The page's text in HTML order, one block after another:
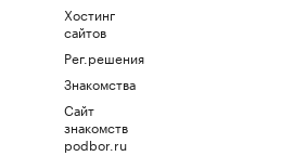
Хостинг
сайтов
Рег.решения
Знакомства
Сайт
знакомств
podbor.ru